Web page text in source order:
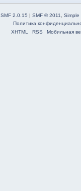
SMF 2.0.15 | SMF © 2011, Simple
Политика
XHTML
RSS Мобильная